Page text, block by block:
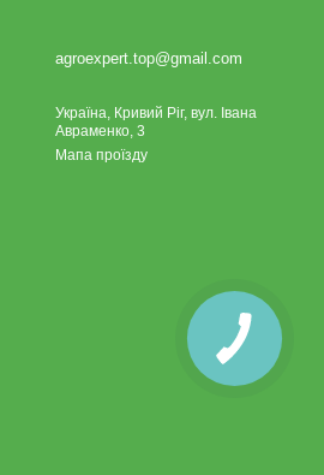
agroexpert.top@gmail.com
Україна, Кривий Ріг, вул. Івана
Авраменко, 3
Мапа проїзду